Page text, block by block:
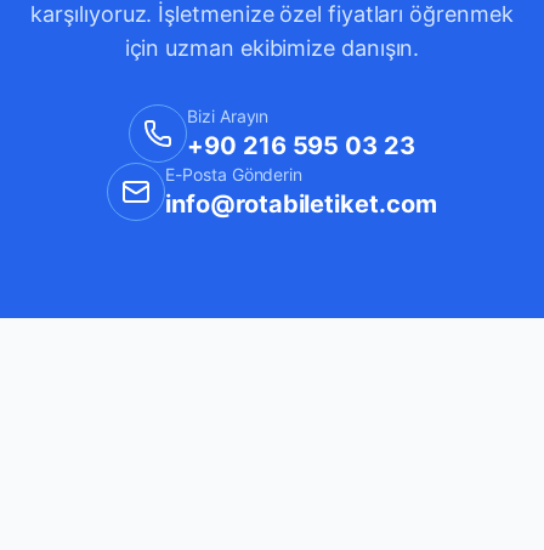
karşılıyoruz. İşletmenize özel fiyatları öğrenmek
için uzman ekibimize danışın.
Bizi Arayın
+90 216 595 03 23
E-Posta Gönderin
info@rotabiletiket.com